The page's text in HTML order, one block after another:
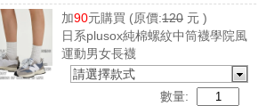
加90元購買 (原價:120 元 )
日系plusox純棉螺紋中筒襪學院風
運動男女長襪
請選擇款式
數量: